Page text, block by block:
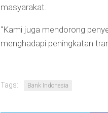
masyarakat.
“Kami juga mendorong
menghadapi peningkatan
Tags: Bank Indonesia